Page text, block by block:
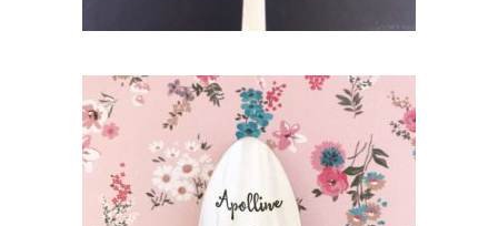
PETITE CUILLÈRE GRAVÉE VINTAGE
PERSONNALISÉE : PRÉNOM (ÉCRITURE
ATTACHÉE)